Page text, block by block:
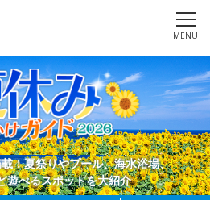
MENU
！夏祭りやプール、海水浴場、
遊べるスポットを大紹介